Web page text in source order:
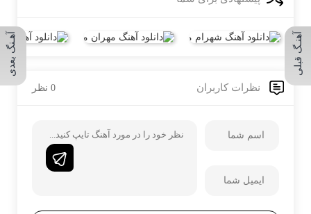
آهـنگ بعدی آهنـگ قبلی
نظرات کاربران 0 نظر